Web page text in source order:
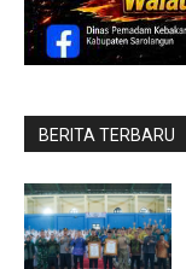
BERITA TERBARU